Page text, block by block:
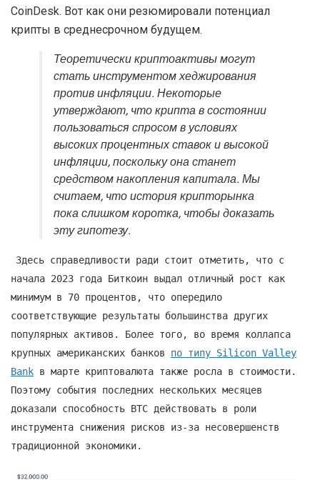
CoinDesk. Вот как они резюмировали потенциал
крипты в среднесрочном будущем.
Теоретически криптоактивы могут
стать инструментом хеджирования
против инфляции. Некоторые
утверждают, что крипта в состоянии
пользоваться спросом в условиях
высоких процентных ставок и высокой
инфляции, поскольку она станет
средством накопления капитала. Мы
считаем, чтоистория крипторынка
пока слишком коротка, чтобы доказать
эту гипотезу.
Здесь справедливости ради стоит отметить, что с
начала 2023 года Биткоин выдал отличный рост как
минимум в 70 процентов, что опередило
соответствующие результаты большинства других
популярных активов. Более того, во время коллапса
крупных американских банков по типу Silicon Valley
Bank в марте криптовалюта также росла в стоимости.
Поэтому события последних нескольких месяцев
доказали способность BTC действовать в роли
инструмента снижения рисков из-за несовершенств
традиционной экономики.